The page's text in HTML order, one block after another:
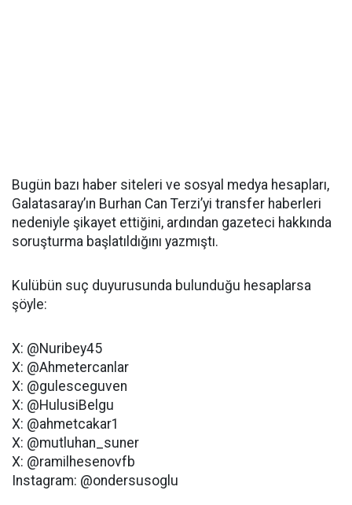
Bugün bazı haber siteleri ve sosyal medya hesapları,
Galatasaray’ın Burhan Can Terzi’yi transfer haberleri
nedeniyle şikayet ettiğini, ardından gazeteci hakkında
soruşturma başlatıldığını yazmıştı.
Kulübün suç duyurusunda bulunduğu hesaplarsa
şöyle:
X: @Nuribey45
X: @Ahmetercanlar
X: @gulesceguven
X: @HulusiBelgu
X: @ahmetcakar1
X: @mutluhan_suner
X: @ramilhesenovfb
Instagram: @ondersusoglu